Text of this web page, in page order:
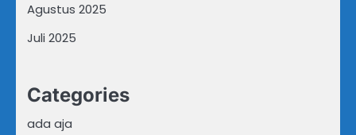
Agustus 2025
Juli 2025
Categories
ada aja